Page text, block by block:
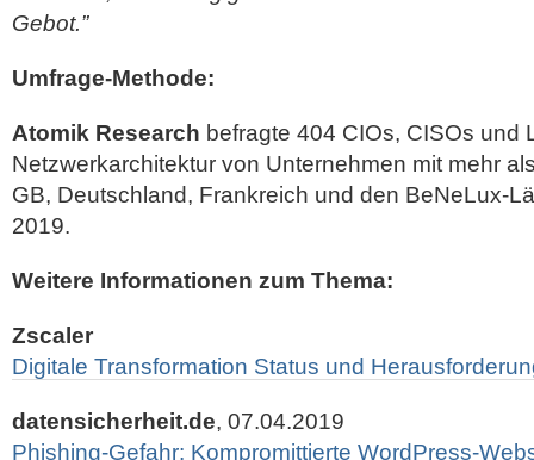
Gebot.”
Umfrage-Methode:
Atomik Research befragte 404 CIOs, CISOs und
Netzwerkarchitektur von Unternehmen mit mehr
GB, Deutschland, Frankreich und den BeNeLux-
2019.
Weitere Informationen zum Thema:
Zscaler
Digitale Transformation Status und
datensicherheit.de, 07.04.2019
Phishing-Gefahr: Kompromittierte WordPress-